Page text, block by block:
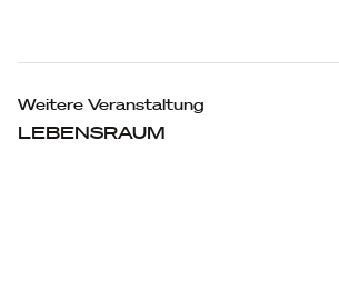
Beitragsnavigation
Weitere Veranstaltung
LEBENSRAUM